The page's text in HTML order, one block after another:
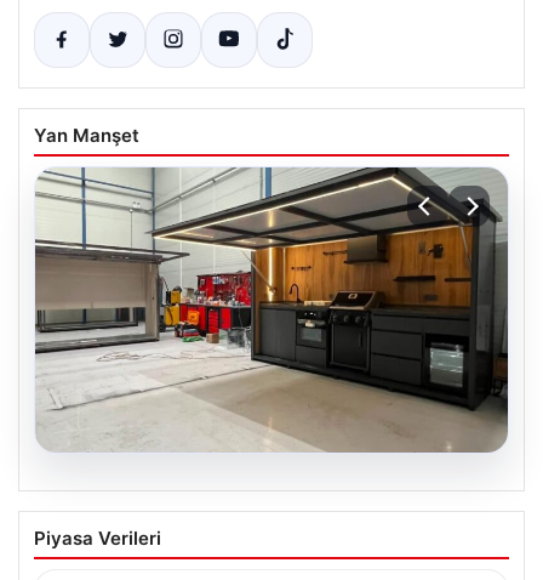
Yan Manşet
Bahçe Mutfakları ve Prestijli Yaşam
Mekanları
Piyasa Verileri